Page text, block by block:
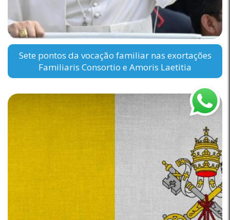
Sete pontos da vocação familiar nas exortações
Familiaris Consortio e Amoris Laetitia